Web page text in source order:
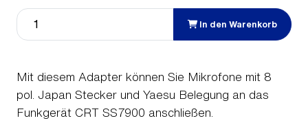
In den Warenkorb
Mit diesem Adapter können Sie Mikrofone mit 8
pol. Japan Stecker und Yaesu Belegung an das
Funkgerät CRT SS7900 anschließen.